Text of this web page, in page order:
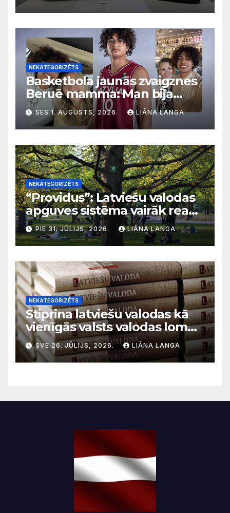
NEKATEGORIZĒTS
Basketbola jaunās zvaigznes
Beruē mamma: Man bija
svarīgi, lai bērni apgūst
latviešu valodu
SES 1. AUGUSTS, 2026. LIĀNA LANGA
NEKATEGORIZĒTS
“Providus”: Latviešu valodas
apguves sistēma vairāk reaģē
uz krīzēm nekā ilgtermiņa
migrācijas tendencēm
PIE 31. JŪLIJS, 2026. LIĀNA LANGA
NEKATEGORIZĒTS
Stiprina latviešu valodas kā
vienīgās valsts valodas lomu
sabiedriskajos medijos
SVE 26. JŪLIJS, 2026. LIĀNA LANGA